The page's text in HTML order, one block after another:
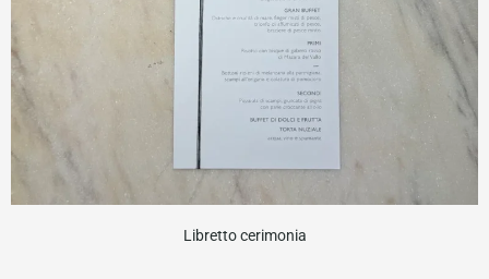
Libretto cerimonia